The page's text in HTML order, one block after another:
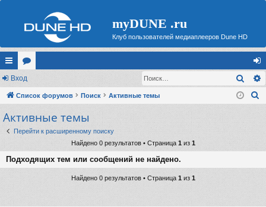
myDUNE .ru
Клуб пользователей медиаплееров Dune HD
с
ы
лк
и
ор
ум
хо
д
Вход
Список форумов Поиск Активные темы
Активные темы
Перейти к расширенному поиску
Найдено 0 результатов • Страница 1 из 1
Подходящих тем или сообщений не найдено.
Найдено 0 результатов • Страница 1из 1